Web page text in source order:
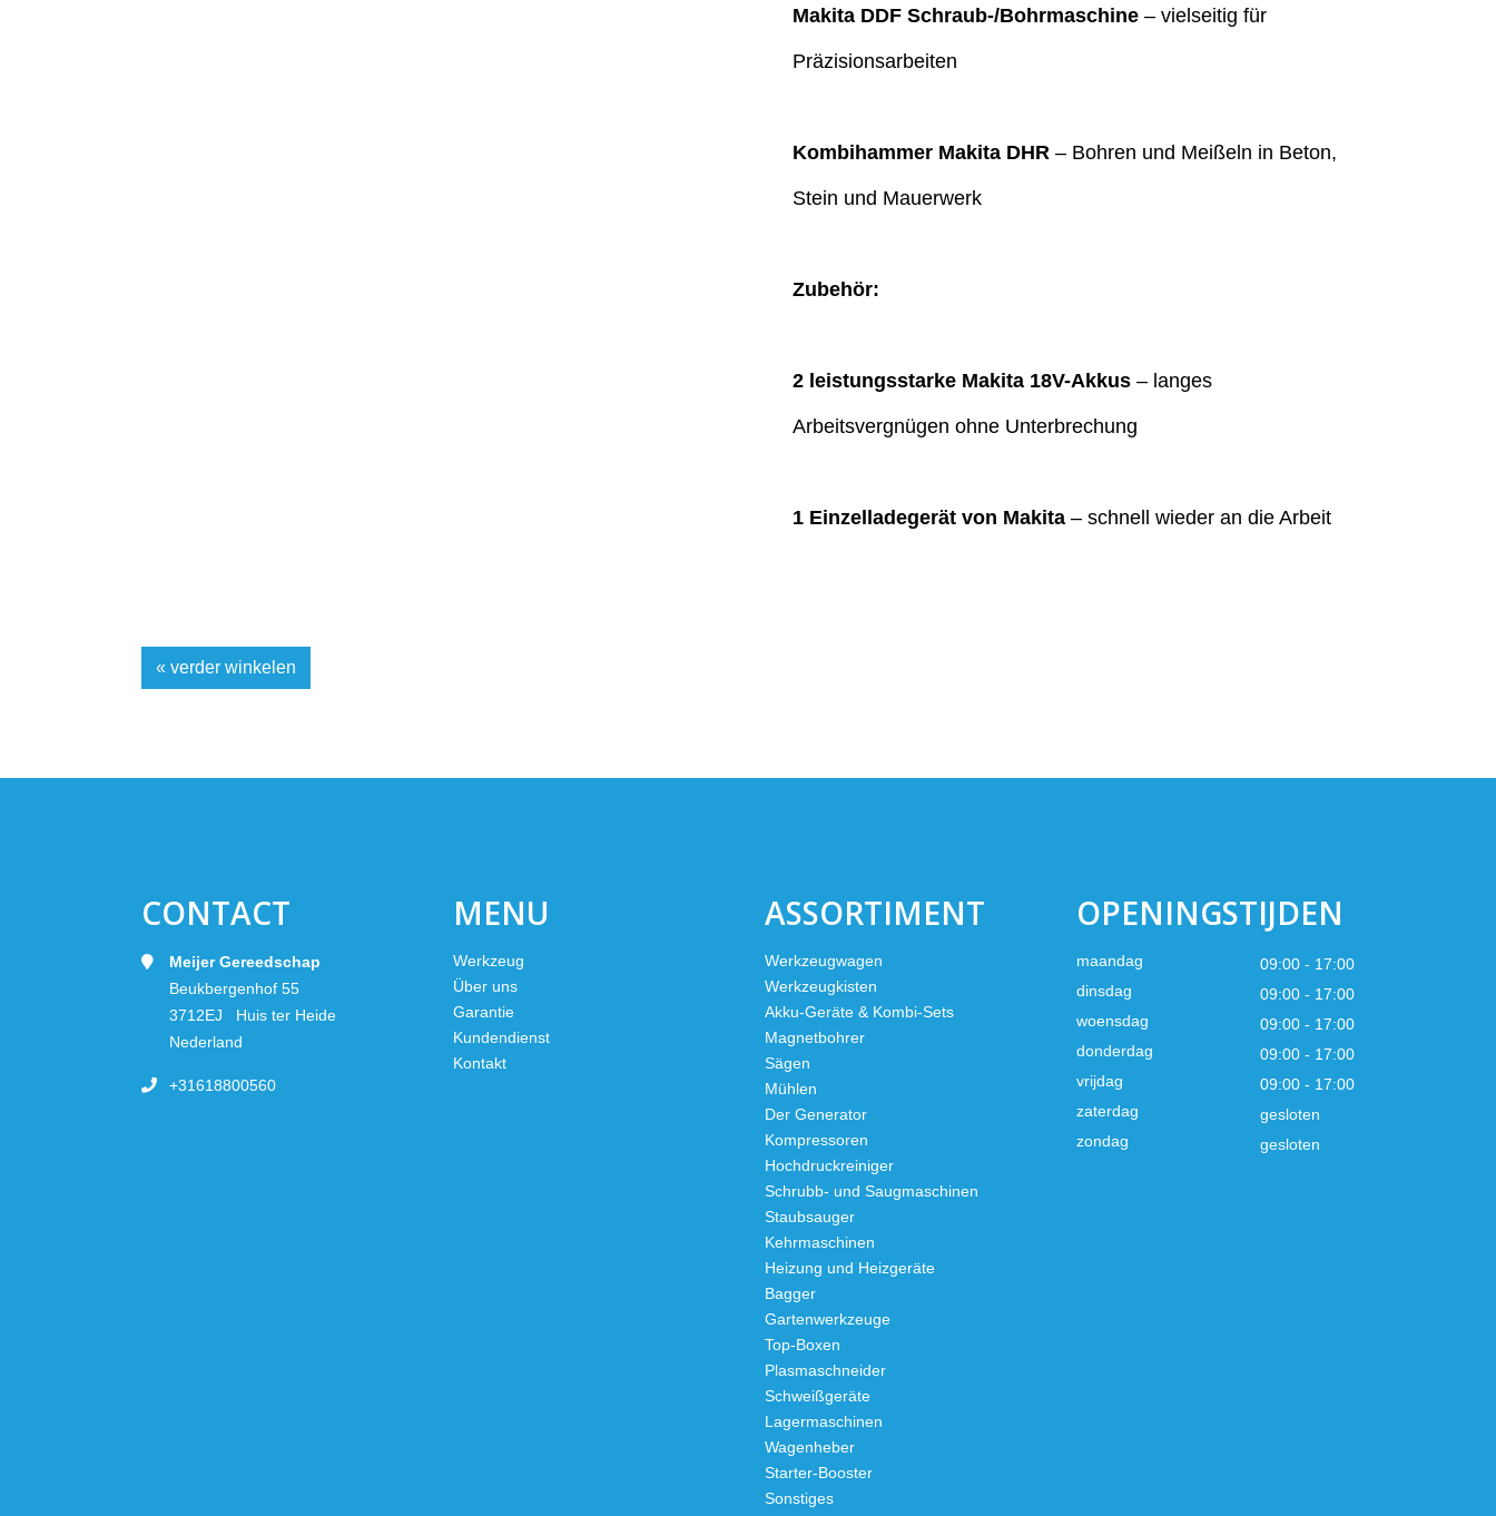
Makita DDF Schraub-/Bohrmaschine – vielseitig für
Präzisionsarbeiten
Kombihammer Makita DHR – Bohren und Meißeln in Beton,
Stein und Mauerwerk
Zubehör:
2 leistungsstarke Makita 18V-Akkus – langes
Arbeitsvergnügen ohne Unterbrechung
1 Einzelladegerät von Makita – schnell wieder an die Arbeit
« verder winkelen
CONTACT
Meijer Gereedschap
Beukbergenhof 55
3712EJ Huis ter Heide
Nederland
+31618800560
MENU
Werkzeug
Über uns
Garantie
Kundendienst
Kontakt
ASSORTIMENT
Werkzeugwagen
Werkzeugkisten
Akku-Geräte & Kombi-Sets
Magnetbohrer
Sägen
Mühlen
Der Generator
Kompressoren
Hochdruckreiniger
Schrubb- und Saugmaschinen
Staubsauger
Kehrmaschinen
Heizung und Heizgeräte
Bagger
Gartenwerkzeuge
Top-Boxen
Plasmaschneider
Schweißgeräte
Lagermaschinen
Wagenheber
Starter-Booster
Sonstiges
OPENINGSTIJDEN
maandag
09:00 - 17:00
dinsdag
09:00 - 17:00
woensdag
09:00 - 17:00
donderdag
09:00 - 17:00
vrijdag
09:00 - 17:00
zaterdag
gesloten
zondag
gesloten